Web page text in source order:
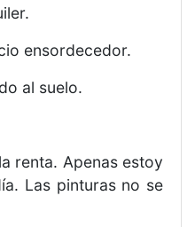
ensordecedor.
al suelo.
renta. Apenas estoy
Las pinturas no se